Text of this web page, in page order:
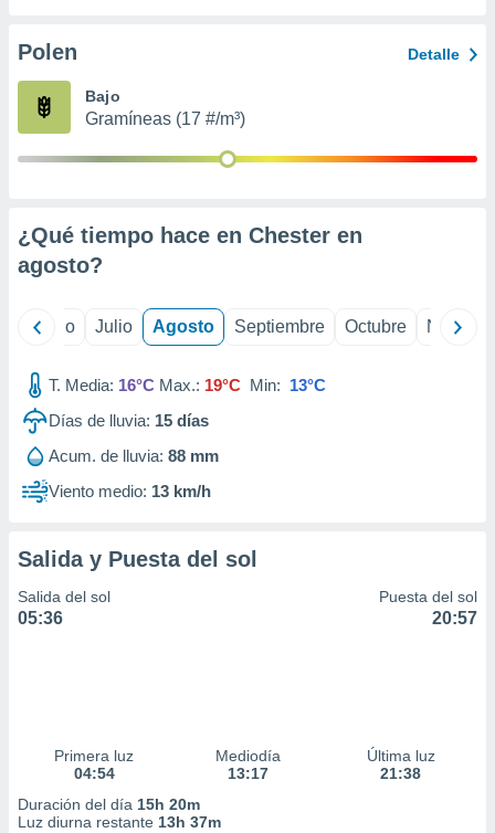
e
mediante
publicidad
publicidad
de
Polen Detalle
Bajo
Gramíneas (17 #/m³)
¿Qué tiempo hace en Chester en
agosto?
Junio Julio Agosto Septiembre Octubre
T. Media: 16°C Max.: 19°C Min: 13°C
Días de lluvia: 15 días
Acum. de lluvia: 88 mm
Viento medio: 13 km/h
Salida y Puesta del sol
Salida del sol
05:36
Puesta del sol
20:57
Primera luz
04:54
Mediodía
13:17
Última luz
21:38
Duración del día 15h 20m
Luz diurna restante 13h 37m